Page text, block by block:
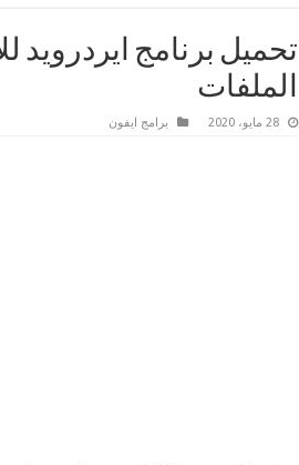
الملفات
28 مايو، 2020 برامج ايفون